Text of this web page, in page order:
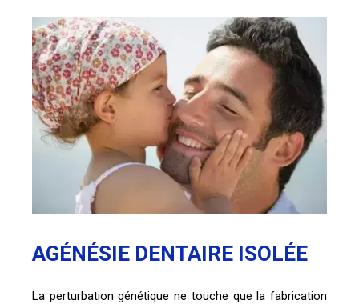
AGÉNÉSIE DENTAIRE ISOLÉE
La perturbation génétique ne touche que la fabrication